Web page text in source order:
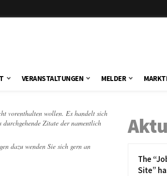
VERANSTALTUNGEN MELDER
vorenthalten wollen. Es handelt sich
Zitate der namentlich
dazu wenden Sie sich gern an
The
Site”